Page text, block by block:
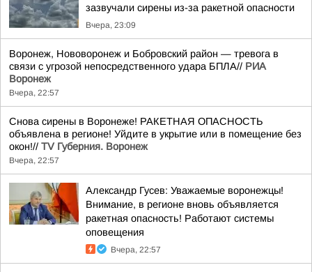
зазвучали сирены из-за ракетной опасности
Вчера, 23:09
Воронеж, Нововоронеж и Бобровский район — тревога в
связи с угрозой непосредственного удара БПЛА// РИА
Воронеж
Вчера, 22:57
Снова сирены в Воронеже! РАКЕТНАЯ ОПАСНОСТЬ
объявлена в регионе! Уйдите в укрытие или в помещение без
окон!// TV Губерния. Воронеж
Вчера, 22:57
Александр Гусев: Уважаемые воронежцы!
Внимание, в регионе вновь объявляется
ракетная опасность! Работают системы
оповещения
Вчера, 22:57